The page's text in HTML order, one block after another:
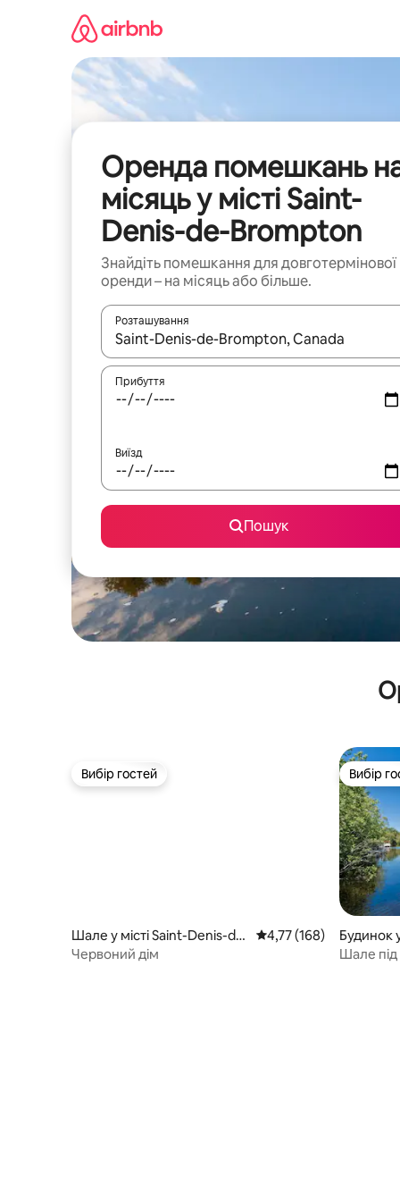
Оренда помешкань
місяць у місті Saint-
Denis-de-Brompton
Знайдіть помешкання для довготермінової
оренди – на місяць або більше.
Розташування
Отримавши результати пошуку, використовуйте
Прибуття
Виїзд
Пошук
Вибір гостей
Вибір гостей
Шале у місті Saint-Denis-de-
Brompton
Середня оцінка: 4,77 з
4,77 (168)
Червоний дім
Вибір
Вибір
Будинок
e-
Шале під